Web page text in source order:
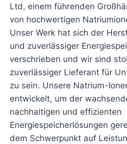
Ltd, einem führenden
von hochwertigen
Unser Werk hat sich der
und zuverlässiger
verschrieben und wir sind
zuverlässiger Lieferant für
zu sein. Unsere Natrium-
entwickelt, um der
nachhaltigen und effizienten
Energiespeicherlösungen
dem Schwerpunkt auf